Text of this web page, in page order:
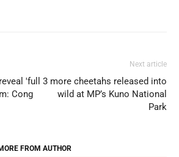
'full
Cong
Next article
3 more cheetahs released into
wild at MP’s Kuno National
Park
FROM AUTHOR